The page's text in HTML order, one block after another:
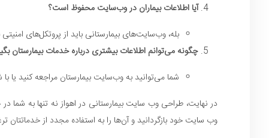
آیا اطلاعات بیماران در وب‌سایت محفوظ است؟
بله، وب‌سایت‌های بیمارستانی باید از پروتکل‌های
چگونه می‌توانم اطلاعات بیشتری درباره خدمات بیمارستان
شما می‌توانید به وب‌سایت بیمارستان مراجعه کنید یا
در نهایت، طراحی وب سایت بیمارستانی در اهواز نه تنها به شما
وب سایت خود بازگردانید و آن‌ها را به استفاده مجدد از خدماتتان